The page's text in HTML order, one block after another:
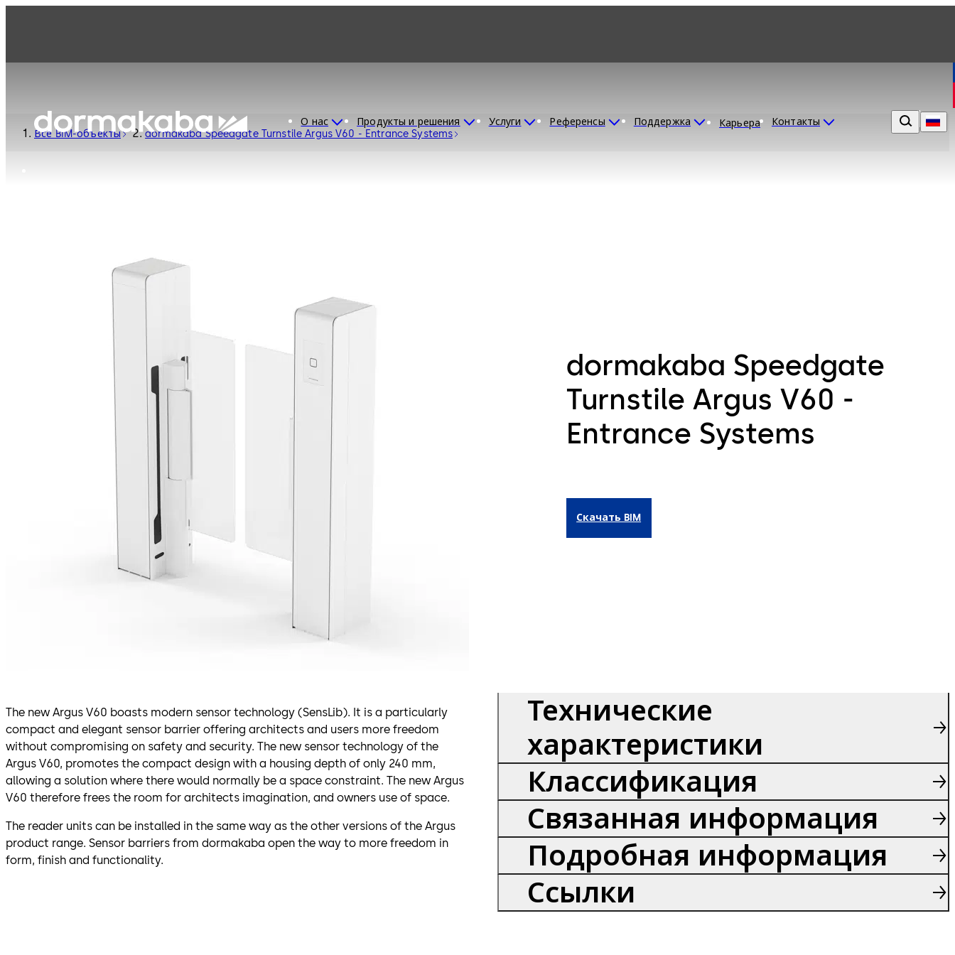
О нас Продукты и решения Услуги Референсы Поддержка Карьера
Контакты
Все BIM-объекты
dormakaba Speedgate Turnstile Argus V60 - Entrance Systems
dormakaba Speedgate
Turnstile Argus V60 -
Entrance Systems
Скачать BIM
The new Argus V60 boasts modern sensor technology (SensLib). It is a particularly
compact and elegant sensor barrier offering architects and users more freedom
without compromising on safety and security. The new sensor technology of the
Argus V60, promotes the compact design with a housing depth of only 240 mm,
allowing a solution where there would normally be a space constraint. The new Argus
V60 therefore frees the room for architects imagination, and owners use of space.
The reader units can be installed in the same way as the other versions of the Argus
product range. Sensor barriers from dormakaba open the way to more freedom in
form, finish and functionality.
Технические
характеристики
Классификация
Связанная информация
Подробная информация
Ссылки